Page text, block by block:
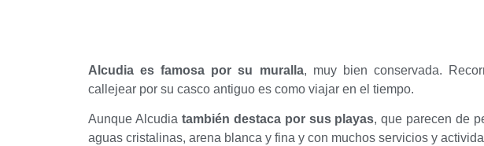
Alcudia es famosa por su muralla, muy bien conservada.
callejear por su casco antiguo es como viajar en el tiempo.
Aunque Alcudia también destaca por sus playas, que parecen de
aguas cristalinas, arena blanca y fina y con muchos servicios y